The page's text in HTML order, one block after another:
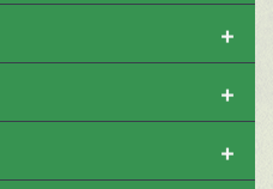
+
+
+